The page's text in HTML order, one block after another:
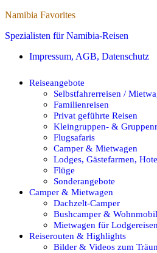
Namibia Favorites
Spezialisten für Namibia-Reisen
Impressum, AGB, Datenschutz
Reiseangebote
Selbstfahrerreisen /
Familienreisen
Privat geführte Reisen
Kleingruppen- &
Flugsafaris
Camper & Mietwagen
Lodges, Gästefarmen,
Flüge
Sonderangebote
Camper & Mietwagen
Dachzelt-Camper
Bushcamper &
Mietwagen für Lodgereisen
Reiserouten & Highlights
Bilder & Videos zum